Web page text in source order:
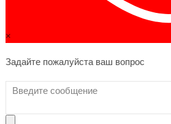
×
Задайте пожалуйста ваш вопрос